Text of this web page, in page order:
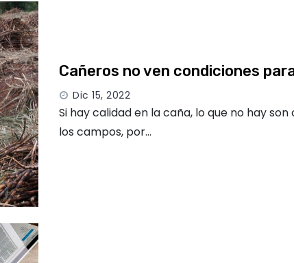
Cañeros no ven condiciones
Dic 15, 2022
Si hay calidad en la caña, lo que no hay
los campos, por…